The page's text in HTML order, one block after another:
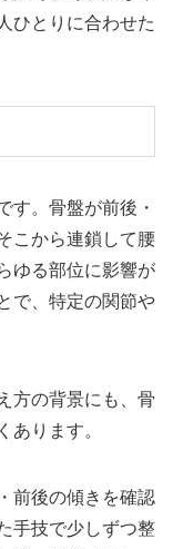
ひとりに合わせた
す。骨盤が前後・
こから連鎖して腰
ゆる部位に影響が
で、特定の関節や
方の背景にも、骨
あります。
前後の傾きを確認
手技で少しずつ整